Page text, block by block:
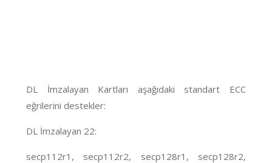
DL İmzalayan Kartları aşağıdaki standart ECC
eğrilerini destekler:
DL İmzalayan 22:
secp112r1, secp112r2, secp128r1, secp128r2,